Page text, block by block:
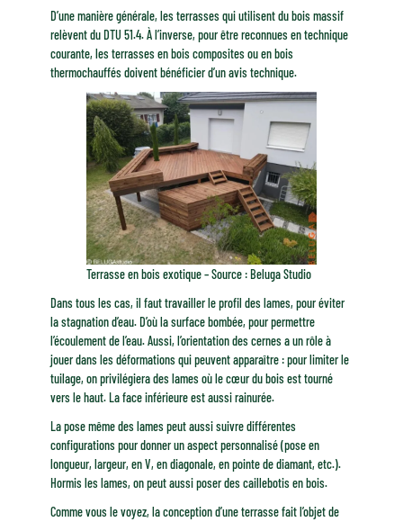
D’une manière générale, les terrasses qui utilisent du bois massif
relèvent du DTU 51.4. À l’inverse, pour être reconnues en technique
courante, les terrasses en bois composites ou en bois
thermochauffés doivent bénéficier d’un avis technique.
Terrasse en bois exotique – Source : Beluga Studio
Dans tous les cas, il faut travailler le profil des lames, pour éviter
la stagnation d’eau. D’où la surface bombée, pour permettre
l’écoulement de l’eau. Aussi, l’orientation des cernes a un rôle à
jouer dans les déformations qui peuvent apparaître : pour limiter le
tuilage, on privilégiera des lames où le cœur du bois est tourné
vers le haut. La face inférieure est aussi rainurée.
La pose même des lames peut aussi suivre différentes
configurations pour donner un aspect personnalisé (pose en
longueur, largeur, en V, en diagonale, en pointe de diamant, etc.).
Hormis les lames, on peut aussi poser des caillebotis en bois.
Comme vous le voyez, la conception d’une terrasse fait l’objet de